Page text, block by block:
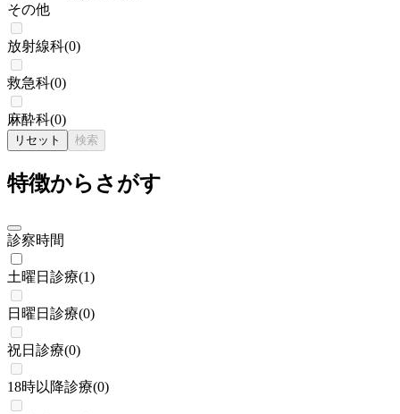
その他
放射線科(0)
救急科(0)
麻酔科(0)
リセット 検索
特徴からさがす
診察時間
土曜日診療(1)
日曜日診療(0)
祝日診療(0)
18時以降診療(0)